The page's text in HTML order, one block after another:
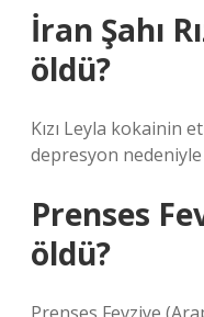
İran Şahı
öldü?
Kızı Leyla kokainin
depresyon
Prenses
öldü?